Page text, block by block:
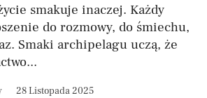
smakuje inaczej. Każdy
do rozmowy, do śmiechu,
Smaki archipelagu uczą, że
28 Listopada 2025